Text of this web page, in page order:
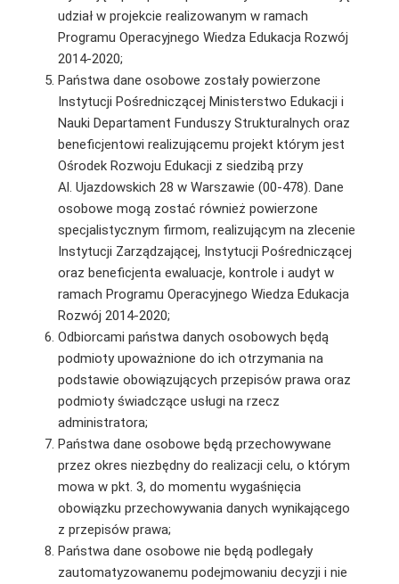
udział w projekcie realizowanym w ramach
Programu Operacyjnego Wiedza Edukacja Rozwój
2014-2020;
Państwa dane osobowe zostały powierzone
Instytucji Pośredniczącej Ministerstwo Edukacji i
Nauki Departament Funduszy Strukturalnych oraz
beneficjentowi realizującemu projekt którym jest
Ośrodek Rozwoju Edukacji z siedzibą przy
Al. Ujazdowskich 28 w Warszawie (00-478). Dane
osobowe mogą zostać również powierzone
specjalistycznym firmom, realizującym na zlecenie
Instytucji Zarządzającej, Instytucji Pośredniczącej
oraz beneficjenta ewaluacje, kontrole i audyt w
ramach Programu Operacyjnego Wiedza Edukacja
Rozwój 2014-2020;
Odbiorcami państwa danych osobowych będą
podmioty upoważnione do ich otrzymania na
podstawie obowiązujących przepisów prawa oraz
podmioty świadczące usługi na rzecz
administratora;
Państwa dane osobowe będą przechowywane
przez okres niezbędny do realizacji celu, o którym
mowa w pkt. 3, do momentu wygaśnięcia
obowiązku przechowywania danych wynikającego
z przepisów prawa;
Państwa dane osobowe nie będą podlegały
zautomatyzowanemu podejmowaniu decyzji i nie